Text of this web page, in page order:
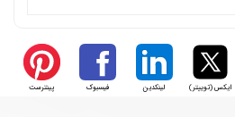
ایکس (توییتر) لینکدین فیسبوک پینترست